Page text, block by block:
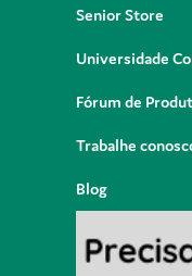
Senior Store
Universidade
Fórum de
Trabalhe
Blog